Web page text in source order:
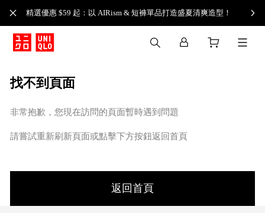
精選優惠 $59 起：以 AIRism & 短褲單品打造盛夏清爽造型！
找不到頁面
非常抱歉，您現在訪問的頁面暫時遇到問題
請嘗試重新刷新頁面或點擊下方按鈕返回首頁
返回首頁